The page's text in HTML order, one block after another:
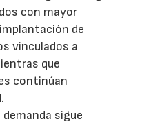
con mayor
de
vinculados a
que
continúan
sigue